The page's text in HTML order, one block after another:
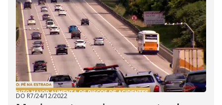
DO R7/24/12/2022